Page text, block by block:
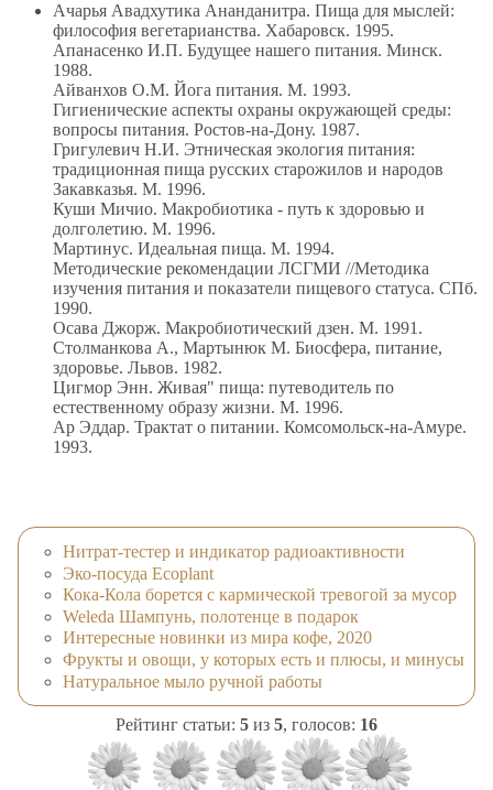
Ачарья Авадхутика Ананданитра. Пища для мыслей:
философия вегетарианства. Хабаровск. 1995.
Апанасенко И.П. Будущее нашего питания. Минск.
1988.
Айванхов О.М. Йога питания. М. 1993.
Гигиенические аспекты охраны окружающей среды:
вопросы питания. Ростов-на-Дону. 1987.
Григулевич Н.И. Этническая экология питания:
традиционная пища русских старожилов и народов
Закавказья. М. 1996.
Куши Мичио. Макробиотика - путь к здоровью и
долголетию. М. 1996.
Мартинус. Идеальная пища. М. 1994.
Методические рекомендации ЛСГМИ //Методика
изучения питания и показатели пищевого статуса. СПб.
1990.
Осава Джорж. Макробиотический дзен. М. 1991.
Столманкова А., Мартынюк М. Биосфера, питание,
здоровье. Львов. 1982.
Цигмор Энн. Живая" пища: путеводитель по
естественному образу жизни. М. 1996.
Ар Эддар. Трактат о питании. Комсомольск-на-Амуре.
1993.
Нитрат-тестер и индикатор радиоактивности
Эко-посуда Ecoplant
Кока-Кола борется с кармической тревогой за мусор
Weleda Шампунь, полотенце в подарок
Интересные новинки из мира кофе, 2020
Фрукты и овощи, у которых есть и плюсы, и минусы
Натуральное мыло ручной работы
Рейтинг статьи: 5 из 5, голосов: 16